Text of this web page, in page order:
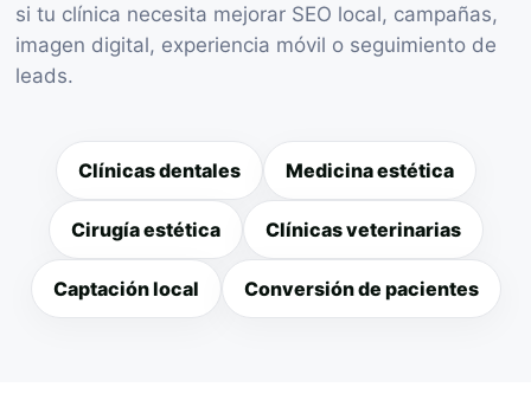
si tu clínica necesita mejorar SEO local, campañas,
imagen digital, experiencia móvil o seguimiento de
leads.
Clínicas dentales Medicina estética
Cirugía estética Clínicas veterinarias
Captación local Conversión de pacientes